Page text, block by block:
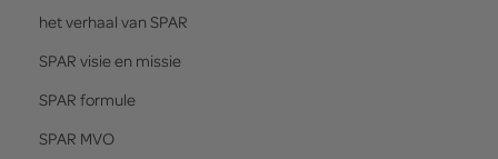
het verhaal van SPAR
SPAR visie en missie
SPAR formule
SPAR MVO